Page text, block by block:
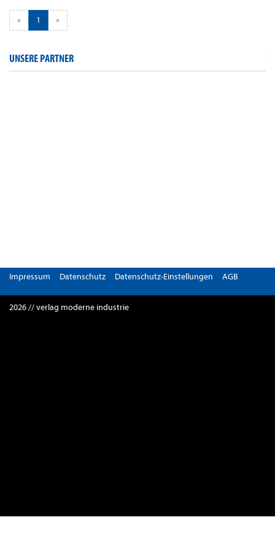
« 1 »
UNSERE PARTNER
Impressum Datenschutz Datenschutz-Einstellungen AGB
2026 // verlag moderne industrie